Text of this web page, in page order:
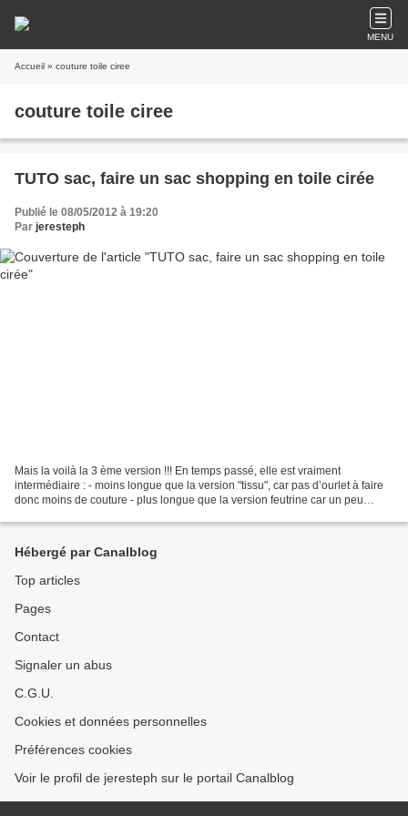
MENU
Accueil » couture toile ciree
couture toile ciree
TUTO sac, faire un sac shopping en toile cirée
Publié le 08/05/2012 à 19:20
Par jeresteph
Mais la voilà la 3 ème version !!! En temps passé, elle est vraiment
intermédiaire : - moins longue que la version "tissu", car pas d’ourlet à faire
donc moins de couture - plus longue que la version feutrine car un peu
Hébergé par Canalblog
Top articles
Pages
Contact
Signaler un abus
C.G.U.
Cookies et données personnelles
Préférences cookies
Voir le profil de jeresteph sur le portail Canalblog